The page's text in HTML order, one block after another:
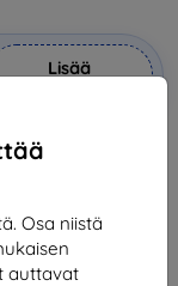
Osa niistä
auttavat
Lisää
- +